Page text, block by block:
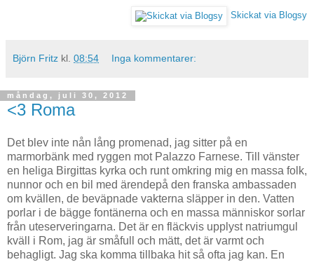
Skickat via Blogsy
Björn Fritz kl. 08:54 Inga kommentarer:
måndag, juli 30, 2012
<3 Roma
Det blev inte nån lång promenad, jag sitter på en
marmorbänk med ryggen mot Palazzo Farnese. Till vänster
en heliga Birgittas kyrka och runt omkring mig en massa folk,
nunnor och en bil med ärendepå den franska ambassaden
om kvällen, de beväpnade vakterna släpper in den. Vatten
porlar i de bägge fontänerna och en massa människor sorlar
från uteserveringarna. Det är en fläckvis upplyst natriumgul
kväll i Rom, jag är småfull och mätt, det är varmt och
behagligt. Jag ska komma tillbaka hit så ofta jag kan. En